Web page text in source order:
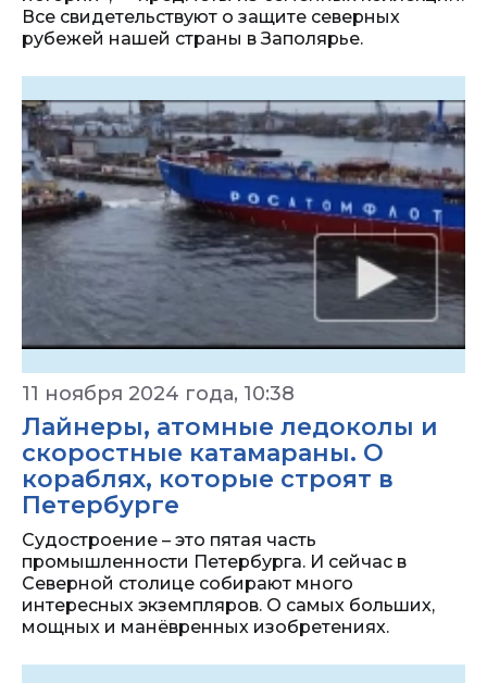
Все свидетельствуют о защите северных
рубежей нашей страны в Заполярье.
11 ноября 2024 года, 10:38
Лайнеры, атомные ледоколы и
скоростные катамараны. О
кораблях, которые строят в
Петербурге
Судостроение – это пятая часть
промышленности Петербурга. И сейчас в
Северной столице собирают много
интересных экземпляров. О самых больших,
мощных и манёвренных изобретениях.